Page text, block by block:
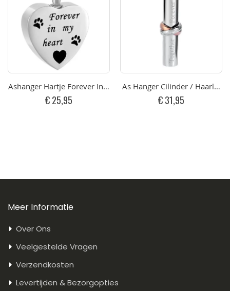
Ashanger Hartje Forever In My Heart RVS graveerbaar
€ 25,95
As Hanger Cilinder / Haarlok
€ 31,95
Meer Informatie
Over Ons
Veelgestelde Vragen
Verzendkosten
Levertijden & Bezorgopties